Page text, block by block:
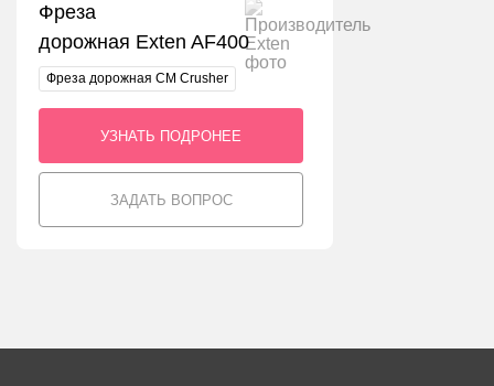
Фреза
дорожная Exten AF400
Фреза дорожная CM Crusher
УЗНАТЬ ПОДРОНЕЕ
ЗАДАТЬ ВОПРОС